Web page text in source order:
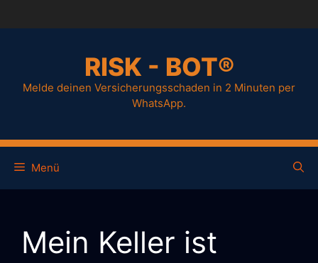
RISK - BOT®
Melde deinen Versicherungsschaden in 2 Minuten per
WhatsApp.
Menü
Mein Keller ist